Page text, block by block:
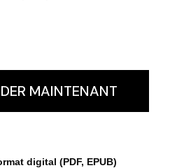
MAINTENANT
digital (PDF, EPUB)